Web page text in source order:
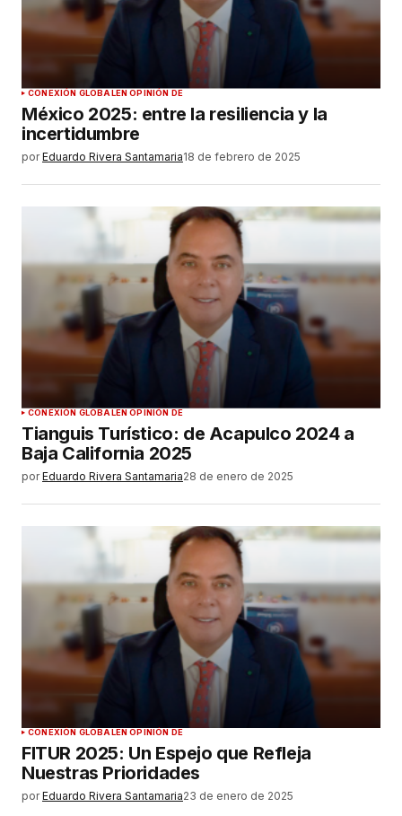
CONEXIÓN GLOBALEN OPINIÓN DE
México 2025: entre la resiliencia y la
incertidumbre
por Eduardo Rivera Santamaria18 de febrero de 2025
CONEXIÓN GLOBALEN OPINIÓN DE
Tianguis Turístico: de Acapulco 2024 a
Baja California 2025
por Eduardo Rivera Santamaria28 de enero de 2025
CONEXIÓN GLOBALEN OPINIÓN DE
FITUR 2025: Un Espejo que Refleja
Nuestras Prioridades
por Eduardo Rivera Santamaria23 de enero de 2025